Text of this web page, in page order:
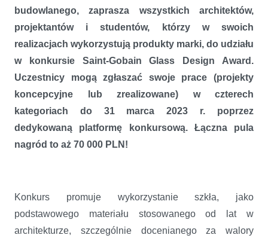
architektów, projektantów i studentów
budowlanego, zaprasza wszystkich architektów,
projektantów i studentów, którzy w swoich
realizacjach wykorzystują produkty marki, do udziału
w konkursie Saint-Gobain Glass Design Award.
Uczestnicy mogą zgłaszać swoje prace (projekty
koncepcyjne lub zrealizowane) w czterech
kategoriach do 31 marca 2023 r. poprzez
dedykowaną platformę konkursową. Łączna pula
nagród to aż 70 000 PLN!
Konkurs promuje wykorzystanie szkła, jako
podstawowego materiału stosowanego od lat w
architekturze, szczególnie docenianego za walory